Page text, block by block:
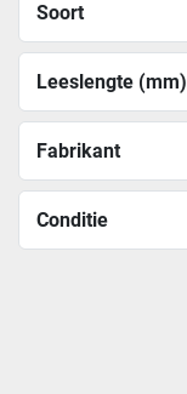
Soort
Leeslengte (mm)
Fabrikant
Conditie